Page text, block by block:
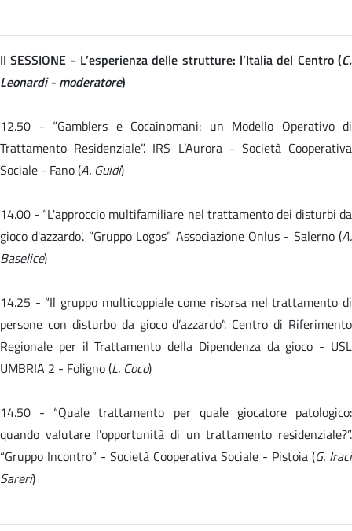
II SESSIONE - L’esperienza delle strutture: l’Italia del Centro (C.
Leonardi - moderatore)
12.50 - “Gamblers e Cocainomani: un Modello Operativo di
Trattamento Residenziale”. IRS L’Aurora - Società Cooperativa
Sociale - Fano (A. Guidi)
14.00 - “L'approccio multifamiliare nel trattamento dei disturbi da
gioco d'azzardo'. “Gruppo Logos” Associazione Onlus - Salerno (A.
Baselice)
14.25 - “Il gruppo multicoppiale come risorsa nel trattamento di
persone con disturbo da gioco d’azzardo”. Centro di Riferimento
Regionale per il Trattamento della Dipendenza da gioco - USL
UMBRIA 2 - Foligno (L. Coco)
14.50 - “Quale trattamento per quale giocatore patologico:
quando valutare l'opportunità di un trattamento residenziale?”.
“Gruppo Incontro” - Società Cooperativa Sociale - Pistoia (G. Iraci
Sareri)